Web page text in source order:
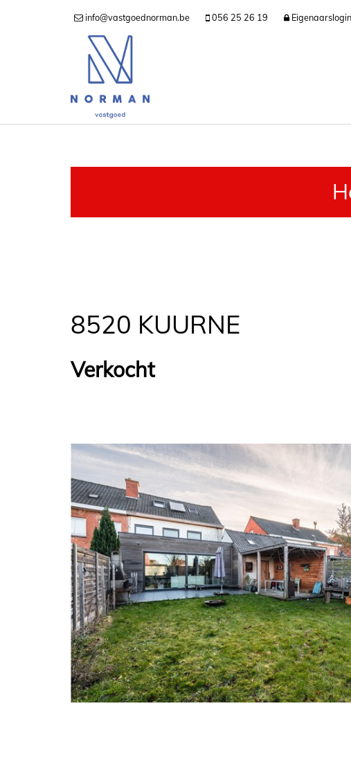
info@vastgoednorman.be 056 25 26 19 Eigenaarslogin
8520 KUURNE
Verkocht